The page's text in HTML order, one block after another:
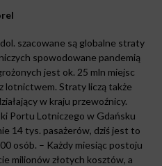
szacowane są globalne straty
spowodowane pandemią
jest ok. 25 mln miejsc
lotnictwem. Straty liczą także
w kraju przewoźnicy.
Portu Lotniczego w Gdańsku
14 tys. pasażerów, dziś jest to
osób. – Każdy miesiąc postoju
milionów złotych kosztów, a